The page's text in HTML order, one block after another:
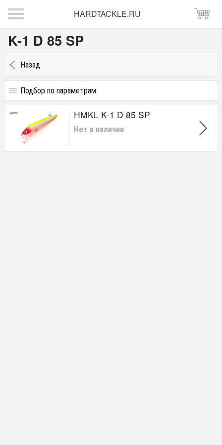
HARDTACKLE.RU
K-1 D 85 SP
Назад
Подбор по параметрам
Цена
от
HMKL K-1 D 85 SP
Нет в наличии